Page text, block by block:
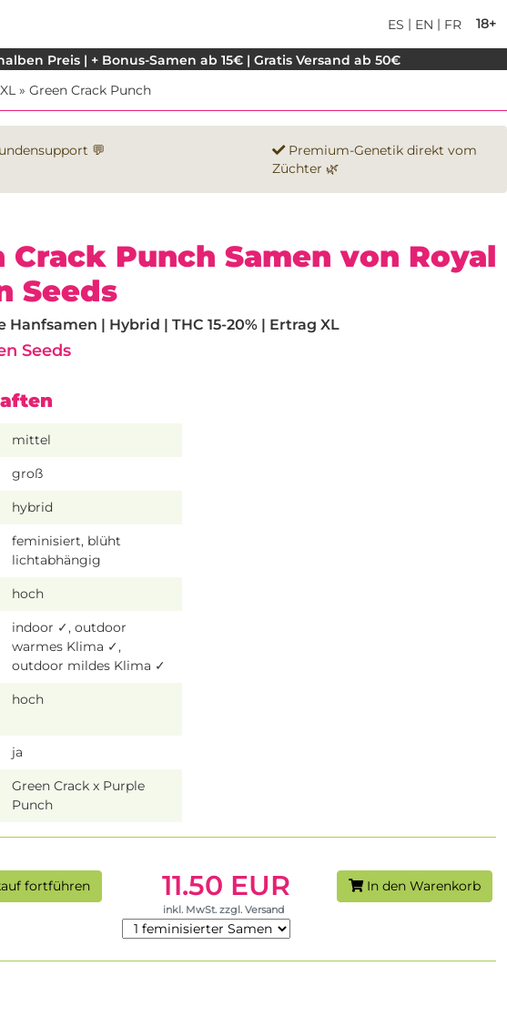
18+
ES | EN | FR
Preis | + Bonus-Samen ab 15€ | Gratis Versand ab 50€
» Green Crack Punch
💬
Premium-Genetik direkt vom
Züchter 🌿
Crack Punch Samen von Royal
Seeds
Hanfsamen | Hybrid | THC 15-20% | Ertrag XL
Seeds
mittel
groß
hybrid
feminisiert, blüht
lichtabhängig
hoch
indoor ✓, outdoor
warmes Klima ✓,
outdoor mildes Klima ✓
hoch
ja
Green Crack x Purple
Punch
fortführen 11.50 EUR
inkl. MwSt. zzgl. Versand
In den Warenkorb